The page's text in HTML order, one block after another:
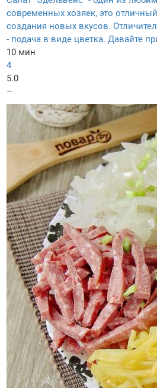
современных хозяек, это
создания новых вкусов.
- подача в виде цветка. Давайте
10 мин
4
5.0
–